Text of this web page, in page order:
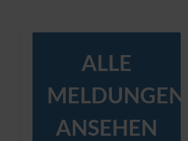
ALLE
MELDUNGEN
ANSEHEN